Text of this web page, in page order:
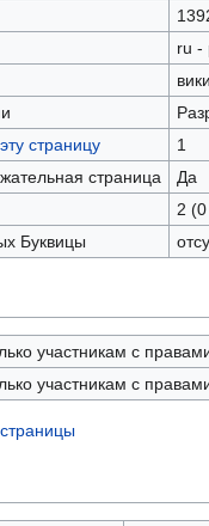
ru -
страницу
1
страница
Да
2
Буквицы
участникам с
участникам с